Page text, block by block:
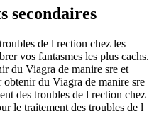
secondaires
de l rection chez les
vos fantasmes les plus cachs.
du Viagra de manire sre et
du Viagra de manire sre
des troubles de l rection chez
le traitement des troubles de l